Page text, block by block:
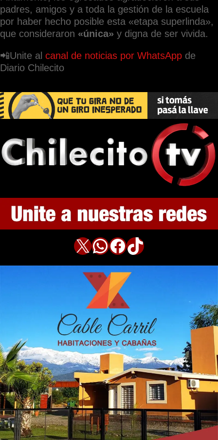
padres, amigos y a toda la gestión de la escuela
por haber hecho posible esta «etapa superlinda»,
que consideraron «única» y digna de ser vivida.
📲Unite al canal de noticias por WhatsApp de
Diario Chilecito
X WhatsApp Facebook TikTok